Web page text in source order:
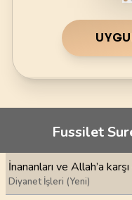
Fussilet
İnananları ve Allah’a
Diyanet İşleri (Yeni)